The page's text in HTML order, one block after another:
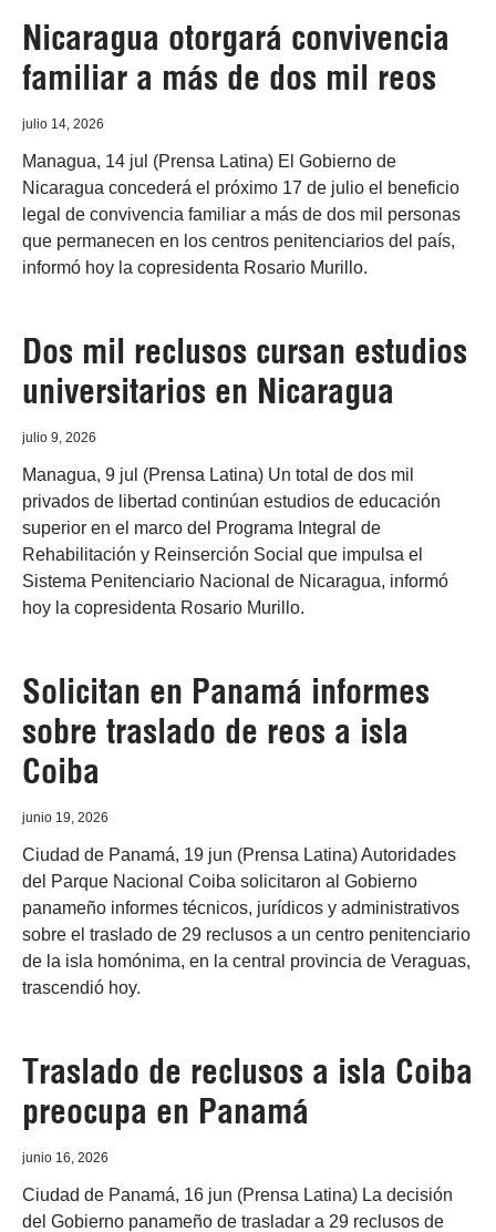
Nicaragua otorgará convivencia
familiar a más de dos mil reos
julio 14, 2026
Managua, 14 jul (Prensa Latina) El Gobierno de
Nicaragua concederá el próximo 17 de julio el beneficio
legal de convivencia familiar a más de dos mil personas
que permanecen en los centros penitenciarios del país,
informó hoy la copresidenta Rosario Murillo.
Dos mil reclusos cursan estudios
universitarios en Nicaragua
julio 9, 2026
Managua, 9 jul (Prensa Latina) Un total de dos mil
privados de libertad continúan estudios de educación
superior en el marco del Programa Integral de
Rehabilitación y Reinserción Social que impulsa el
Sistema Penitenciario Nacional de Nicaragua, informó
hoy la copresidenta Rosario Murillo.
Solicitan en Panamá informes
sobre traslado de reos a isla
Coiba
junio 19, 2026
Ciudad de Panamá, 19 jun (Prensa Latina) Autoridades
del Parque Nacional Coiba solicitaron al Gobierno
panameño informes técnicos, jurídicos y administrativos
sobre el traslado de 29 reclusos a un centro penitenciario
de la isla homónima, en la central provincia de Veraguas,
trascendió hoy.
Traslado de reclusos a isla Coiba
preocupa en Panamá
junio 16, 2026
Ciudad de Panamá, 16 jun (Prensa Latina) La decisión
del Gobierno panameño de trasladar a 29 reclusos de